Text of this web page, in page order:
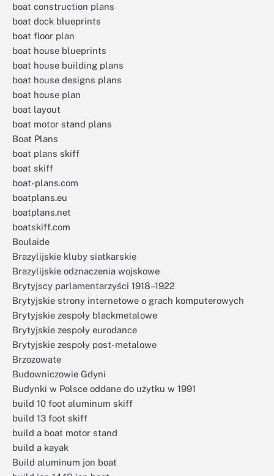
boat construction plans
boat dock blueprints
boat floor plan
boat house blueprints
boat house building plans
boat house designs plans
boat house plan
boat layout
boat motor stand plans
Boat Plans
boat plans skiff
boat skiff
boat-plans.com
boatplans.eu
boatplans.net
boatskiff.com
Boulaide
Brazylijskie kluby siatkarskie
Brazylijskie odznaczenia wojskowe
Brytyjscy parlamentarzyści 1918–1922
Brytyjskie strony internetowe o grach komputerowych
Brytyjskie zespoły blackmetalowe
Brytyjskie zespoły eurodance
Brytyjskie zespoły post-metalowe
Brzozowate
Budowniczowie Gdyni
Budynki w Polsce oddane do użytku w 1991
build 10 foot aluminum skiff
build 13 foot skiff
build a boat motor stand
build a kayak
Build aluminum jon boat